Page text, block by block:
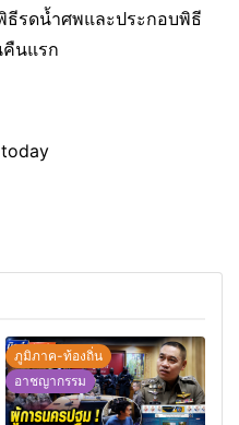
รดน้ำศพและประกอบพิธี
นแรก
ภูมิภาค-ท้องถิ่น
อาชญากรรม